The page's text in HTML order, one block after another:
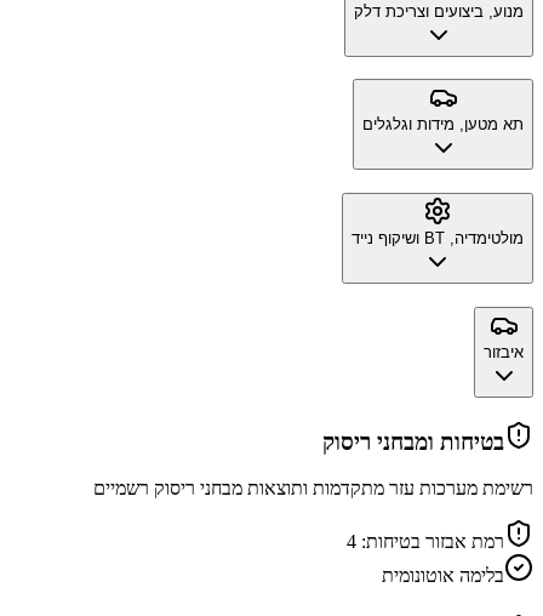
מנוע, ביצועים וצריכת דלק
תא מטען, מידות וגלגלים
מולטימדיה, BT ושיקוף נייד
איבזור
בטיחות ומבחני ריסוק
רשימת מערכות עזר מתקדמות ותוצאות מבחני ריסוק רשמיים
רמת אבזור בטיחות: 4
בלימה אוטונומית